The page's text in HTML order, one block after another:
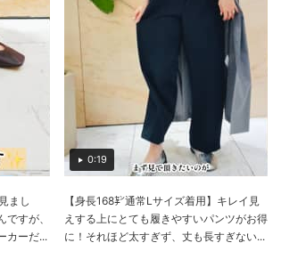
まし
すが、
カーだ...
0:19
【身長168㌢通常Lサイズ着用】キレイ見
えする上にとても履きやすいパンツがお得
に！それほど太すぎず、丈も長すぎない...